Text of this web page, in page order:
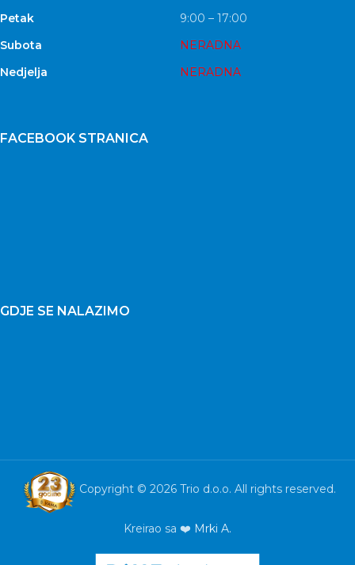
Petak
9:00 – 17:00
Subota
NERADNA
Nedjelja
NERADNA
FACEBOOK STRANICA
GDJE SE NALAZIMO
Copyright © 2026 Trio d.o.o. All rights reserved.
Kreirao sa ❤️ Mrki A.